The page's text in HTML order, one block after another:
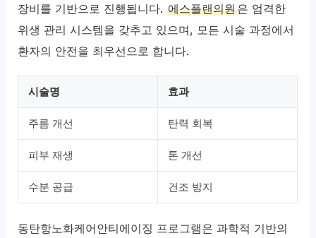
장비를 기반으로 진행됩니다.에스플랜의원은 엄격한
위생 관리 시스템을 갖추고 있으며, 모든 시술 과정에서
환자의 안전을 최우선으로 합니다.
시술명 효과
주름 개선 탄력 회복
피부 재생 톤 개선
수분 공급 건조 방지
동탄항노화케어안티에이징 프로그램은 과학적 기반의